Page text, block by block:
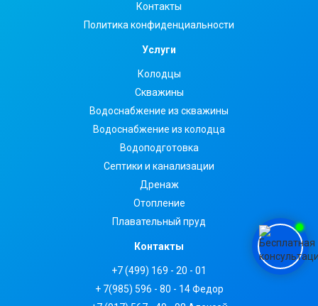
Контакты
Политика конфиденциальности
Услуги
Колодцы
Скважины
Водоснабжение из скважины
Водоснабжение из колодца
Водоподготовка
Септики и канализации
Дренаж
Отопление
Плавательный пруд
Контакты
+7 (499) 169 - 20 - 01
+ 7(985) 596 - 80 - 14 Федор